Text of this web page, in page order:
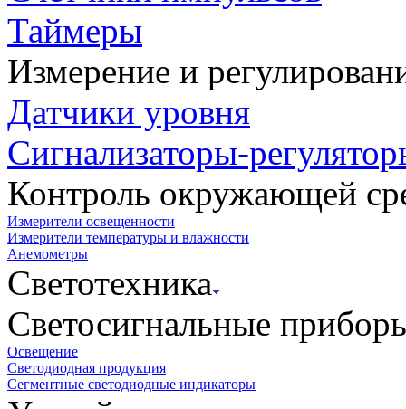
Таймеры
Измерение и
Датчики уровня
Сигнализаторы-
Контроль окружающей
Измерители освещенности
Измерители температуры и влажности
Анемометры
Светотехника
Светосигнальные
Освещение
Светодиодная продукция
Сегментные светодиодные индикаторы